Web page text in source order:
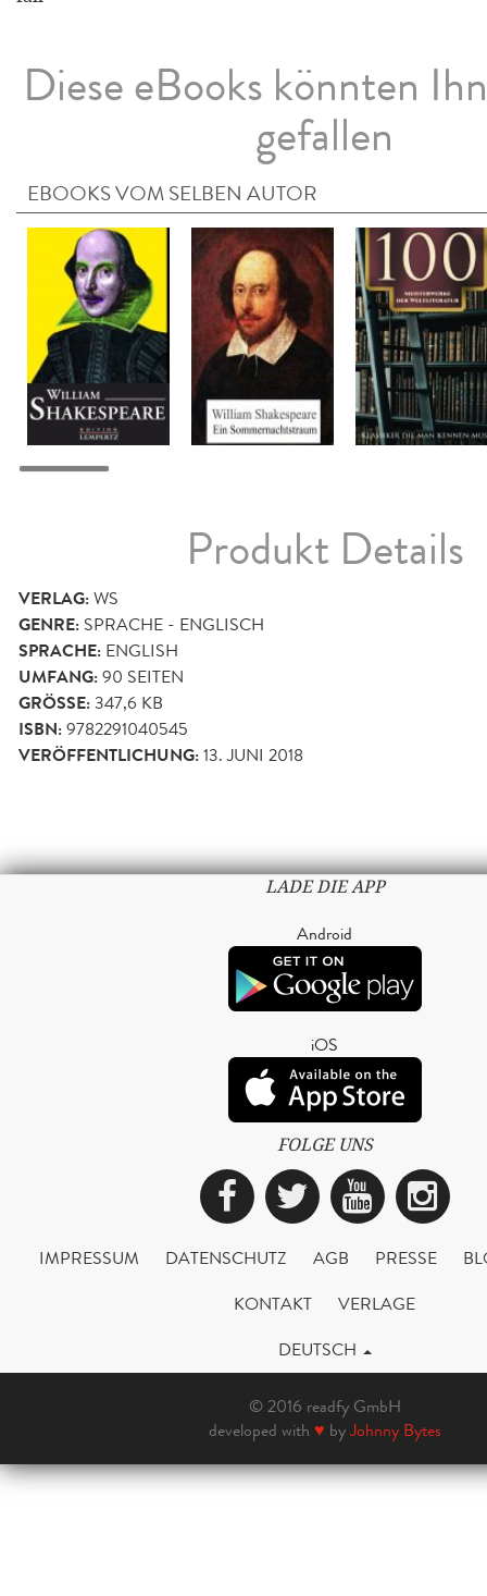
Diese eBooks könnten
gefallen
EBOOKS VOM SELBEN AUTOR
Produkt Details
VERLAG:WS
GENRE: SPRACHE - ENGLISCH
SPRACHE: ENGLISH
UMFANG:90 SEITEN
GRÖSSE: 347,6 KB
ISBN:9782291040545
VERÖFFENTLICHUNG:13. JUNI 2018
LADE DIE APP
Android
iOS
FOLGE UNS
Facebook
Twitter
IMPRESSUM DATENSCHUTZ AGB PRESSE
KONTAKT
VERLAGE
DEUTSCH
© 2016 readfy GmbH
developed with ♥ byJohnny Bytes